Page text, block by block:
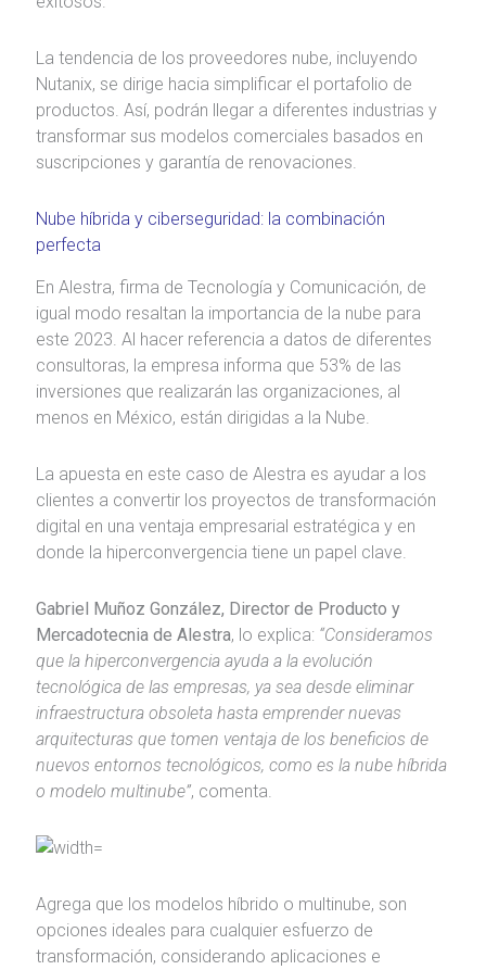
La tendencia de los proveedores nube, incluyendo
Nutanix, se dirige hacia simplificar el portafolio de
productos. Así, podrán llegar a diferentes industrias y
transformar sus modelos comerciales basados en
suscripciones y garantía de renovaciones.
Nube híbrida y ciberseguridad: la combinación
perfecta
En Alestra, firma de Tecnología y Comunicación, de
igual modo resaltan la importancia de la nube para
este 2023. Al hacer referencia a datos de diferentes
consultoras, la empresa informa que 53% de las
inversiones que realizarán las organizaciones, al
menos en México, están dirigidas a la Nube.
La apuesta en este caso de Alestra es ayudar a los
clientes a convertir los proyectos de transformación
digital en una ventaja empresarial estratégica y en
donde la hiperconvergencia tiene un papel clave.
Gabriel Muñoz González, Director de Producto y
Mercadotecnia de Alestra, lo explica: “Consideramos
que la hiperconvergencia ayuda a la evolución
tecnológica de las empresas, ya sea desde eliminar
infraestructura obsoleta hasta emprender nuevas
arquitecturas que tomen ventaja de los beneficios de
nuevos entornos tecnológicos, como es la nube híbrida
o modelo multinube”, comenta.
Agrega que los modelos híbrido o multinube, son
opciones ideales para cualquier esfuerzo de
transformación, considerando aplicaciones e